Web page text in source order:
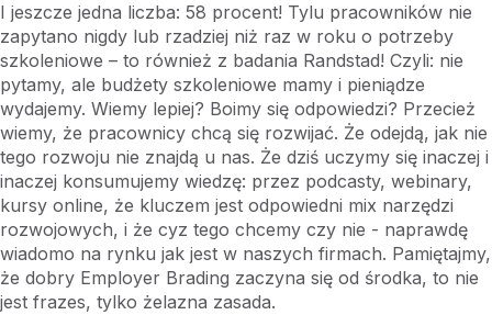
I jeszcze jedna liczba: 58 procent! Tylu pracowników nie
zapytano nigdy lub rzadziej niż raz w roku o potrzeby
szkoleniowe – to również z badania Randstad! Czyli: nie
pytamy, ale budżety szkoleniowe mamy i pieniądze
wydajemy. Wiemy lepiej? Boimy się odpowiedzi? Przecież
wiemy, że pracownicy chcą się rozwijać. Że odejdą, jak nie
tego rozwoju nie znajdą u nas. Że dziś uczymy się inaczej i
inaczej konsumujemy wiedzę: przez podcasty, webinary,
kursy online, że kluczem jest odpowiedni mix narzędzi
rozwojowych, i że cyz tego chcemy czy nie - naprawdę
wiadomo na rynku jak jest w naszych firmach. Pamiętajmy,
że dobry Employer Brading zaczyna się od środka, to nie
jest frazes, tylko żelazna zasada.